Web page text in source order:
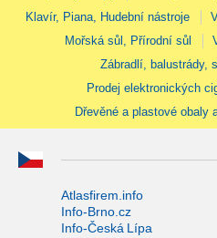
Klavír, Piana, Hudební nástroje
Mořská sůl, Přírodní sůl
Zábradlí, balustrády,
Prodej elektronických
Dřevěné a plastové obaly
Atlasfirem.info
Info-Brno.cz
Info-Česká Lípa